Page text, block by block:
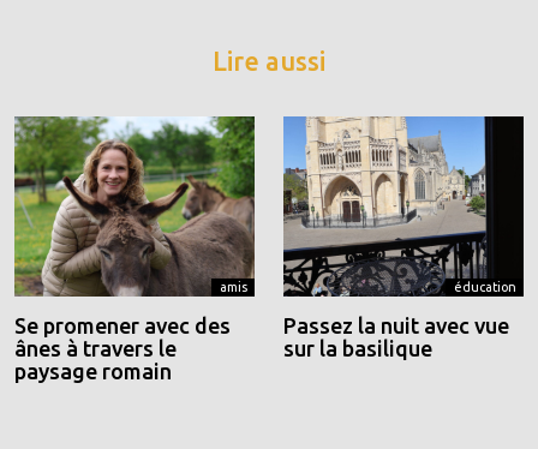
Lire aussi
amis
Se promener avec des
ânes à travers le
paysage romain
éducation
Passez la nuit avec vue
sur la basilique